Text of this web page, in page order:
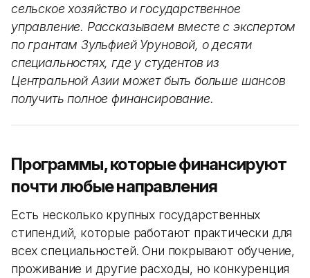
сельское хозяйство и государственное
управление. Рассказываем вместе с экспертом
по грантам Зульфией Уруновой, о десяти
специальностях, где у студентов из
Центральной Азии может быть больше шансов
получить полное финансирование.
Программы, которые финансируют
почти любые направления
Есть несколько крупных государственных
стипендий, которые работают практически для
всех специальностей. Они покрывают обучение,
проживание и другие расходы, но конкуренция